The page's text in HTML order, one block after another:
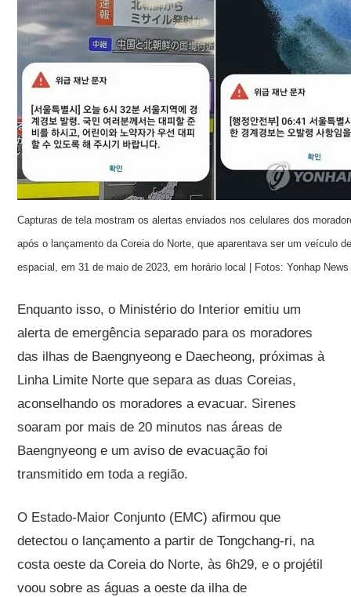
Capturas de tela mostram os alertas enviados nos celulares dos
após o lançamento da Coreia do Norte, que aparentava ser um veículo
espacial, em 31 de maio de 2023, em horário local | Fotos: Yonhap News
Enquanto isso, o Ministério do Interior emitiu um
alerta de emergência separado para os moradores
das ilhas de Baengnyeong e Daecheong, próximas à
Linha Limite Norte que separa as duas Coreias,
aconselhando os moradores a evacuar. Sirenes
soaram por mais de 20 minutos nas áreas de
Baengnyeong e um aviso de evacuação foi
transmitido em toda a região.
O Estado-Maior Conjunto (EMC) afirmou que
detectou o lançamento a partir de Tongchang-ri, na
costa oeste da Coreia do Norte, às 6h29, e o projétil
voou sobre as águas a oeste da ilha de